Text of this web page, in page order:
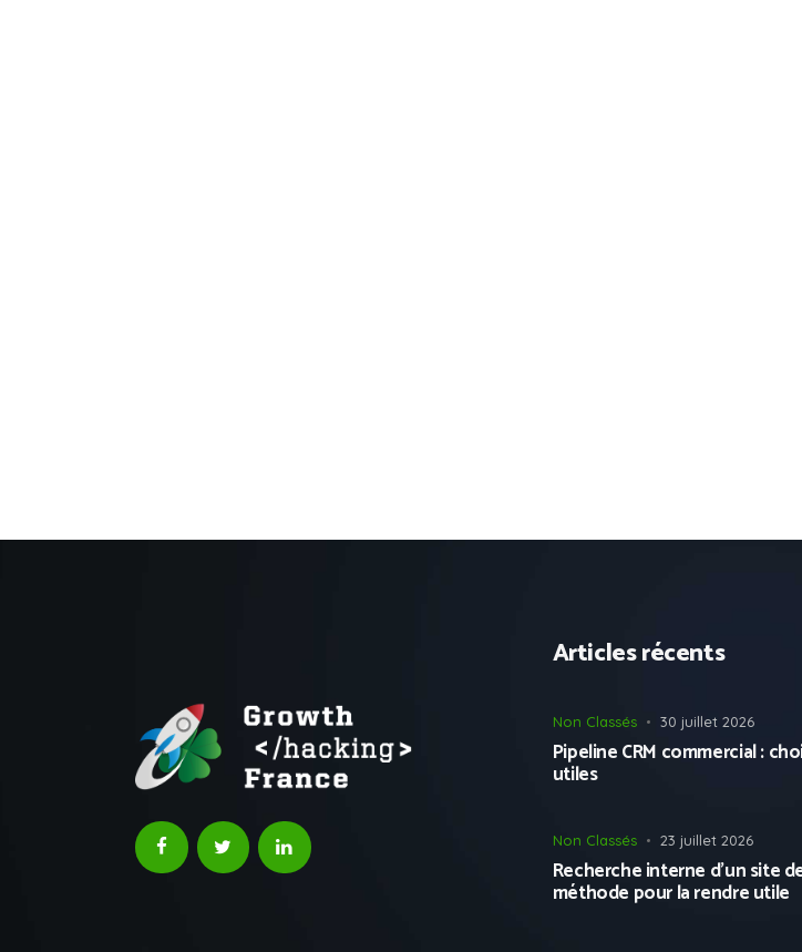
Articles récents
Non Classés 30 juillet 2026
Pipeline CRM commercial :
utiles
Non Classés 23 juillet 2026
Recherche interne d’un site
méthode pour la rendre utile